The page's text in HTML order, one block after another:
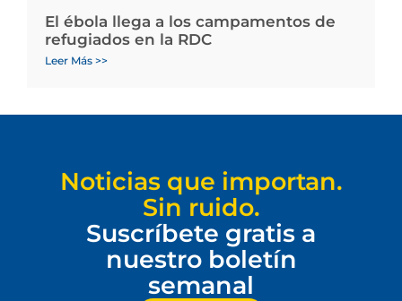
El ébola llega a los campamentos de
refugiados en la RDC
Leer Más >>
Noticias que importan.
Sin ruido.
Suscríbete gratis a
nuestro boletín
semanal